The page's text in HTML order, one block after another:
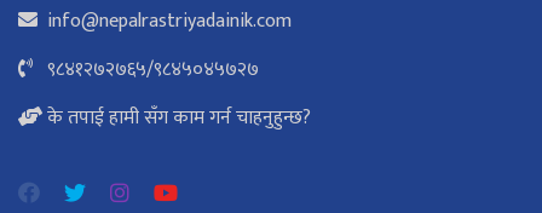
info@nepalrastriyadainik.com
९८४१२७२७६५/९८४५०४५७२७
के तपाई हामी सँग काम गर्न चाहनुहुन्छ?